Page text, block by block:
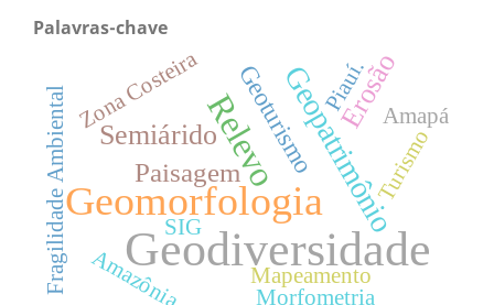
Palavras-chave
Geodiversidade
Geomorfologia
RelevoGeopatrimônio
Semiárido
Erosão
PaisagemGeoturismo
Fragilidade Ambiental Turismo
Mapeamento
Zona Costeira
Morfometria
Amazônia
Amapá
SIG
Piauí.